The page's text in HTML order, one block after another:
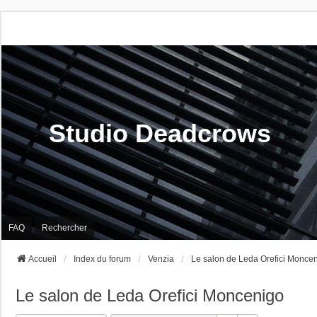
Studio Deadcrows
FAQ Rechercher
Accueil Index du forum Venzia Le salon de Leda Orefici
Le salon de Leda Orefici Moncenigo